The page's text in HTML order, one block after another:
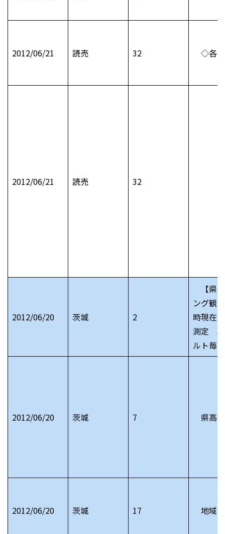
2012/06/21 読売 32 ◇各市
2012/06/21 読売 32
2012/06/20 茨城 2
【県
ング観
時現在
測定 単
ルト毎時
2012/06/20 茨城 7 県高
2012/06/20 茨城 17 地域